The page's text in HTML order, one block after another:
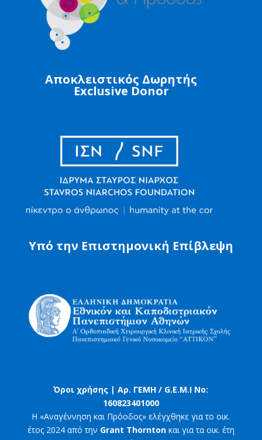
Αποκλειστικός Δωρητής
Exclusive Donor
Υπό την Επιστημονική Επίβλεψη
Όροι χρήσης |Αρ. ΓΕΜΗ / G.E.M.I No:
160823401000
Η «Αναγέννηση και Πρόοδος» ελέγχθηκε για το οικ.
έτος 2024 από την Grant Thorntonκαι για τα οικ. έτη